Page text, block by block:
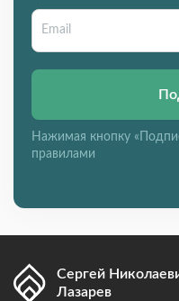
Нажимая кнопку
правилами
Сергей
Лазарев